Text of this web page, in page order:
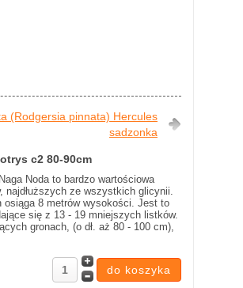
(Rodgersia pinnata) Hercules
sadzonka
c2 80-90cm
Noda to bardzo wartościowa
najdłuższych ze wszystkich glicynii.
8 metrów wysokości. Jest to
się z 13 - 19 mniejszych listków.
gronach, (o dł. aż 80 - 100 cm),